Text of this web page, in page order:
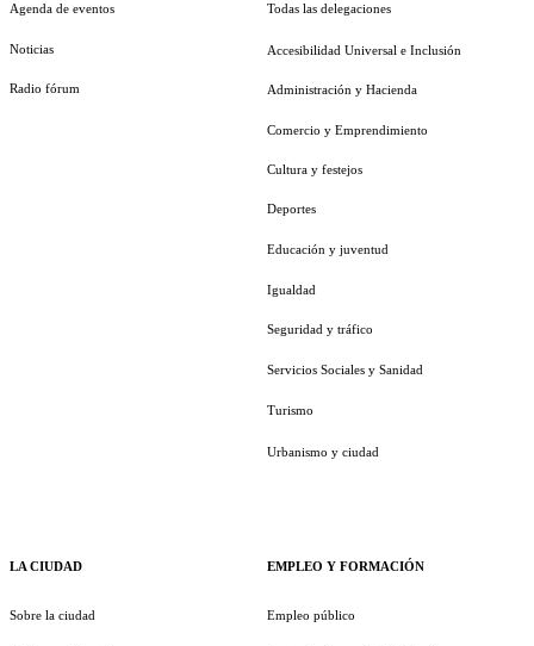
Agenda de eventos
Noticias
Radio fórum
LA CIUDAD
Sobre la ciudad
Todas las delegaciones
Accesibilidad Universal e Inclusión
Administración y Hacienda
Comercio y Emprendimiento
Cultura y festejos
Deportes
Educación y juventud
Igualdad
Seguridad y tráfico
Servicios Sociales y Sanidad
Turismo
Urbanismo y ciudad
EMPLEO Y FORMACIÓN
Empleo público